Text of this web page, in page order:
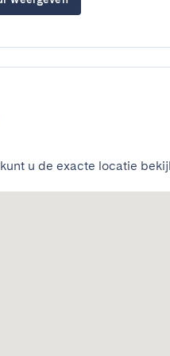
u de exacte locatie